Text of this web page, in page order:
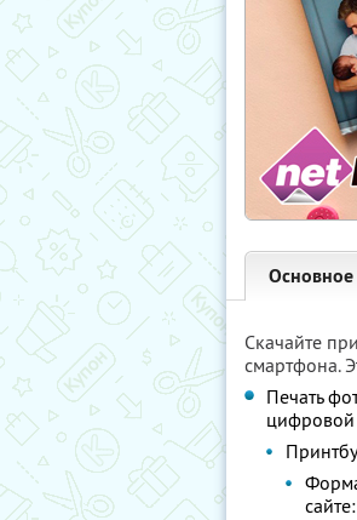
Основное
Скачайте
смартфона.
Печать
цифровой
сайте: